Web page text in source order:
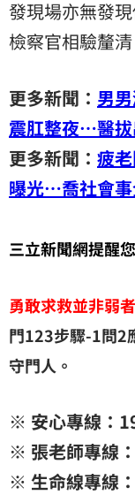
發現場亦無發
檢察官相驗釐清
更多新聞： 男
震肛整夜…醫
更多新聞： 疲
曝光…喬社會
三立新聞網提醒您
勇敢求救並非弱
門123步驟-1問2
守門人。
※ 安心專線：
※ 張老師專線
※ 生命線專線